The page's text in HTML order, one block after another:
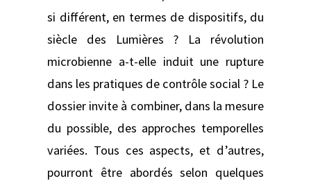
si différent, en termes de dispositifs, du
siècle des Lumières ? La révolution
microbienne a-t-elle induit une rupture
dans les pratiques de contrôle social ? Le
dossier invite à combiner, dans la mesure
du possible, des approches temporelles
variées. Tous ces aspects, et d’autres,
pourront être abordés selon quelques